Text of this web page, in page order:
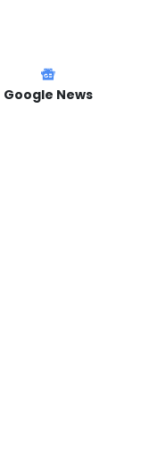
Google News